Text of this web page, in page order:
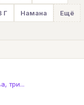
Г Намана Ещё
три...